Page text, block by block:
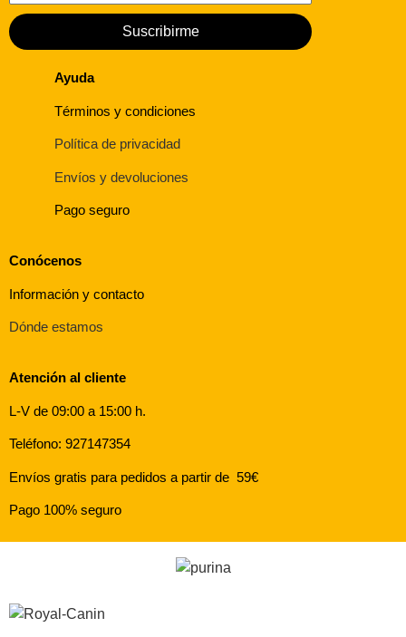
Suscribirme
Ayuda
Términos y condiciones
Política de privacidad
Envíos y devoluciones
Pago seguro
Conócenos
Información y contacto
Dónde estamos
Atención al cliente
L-V de 09:00 a 15:00 h.
Teléfono: 927147354
Envíos gratis para pedidos a partir de 59€
Pago 100% seguro